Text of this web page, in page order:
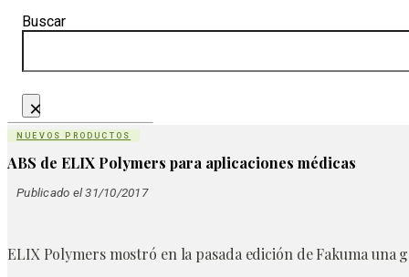
Buscar
×
NUEVOS PRODUCTOS
ABS de ELIX Polymers para aplicaciones médicas
Publicado el 31/10/2017
ELIX Polymers mostró en la pasada edición de Fakuma